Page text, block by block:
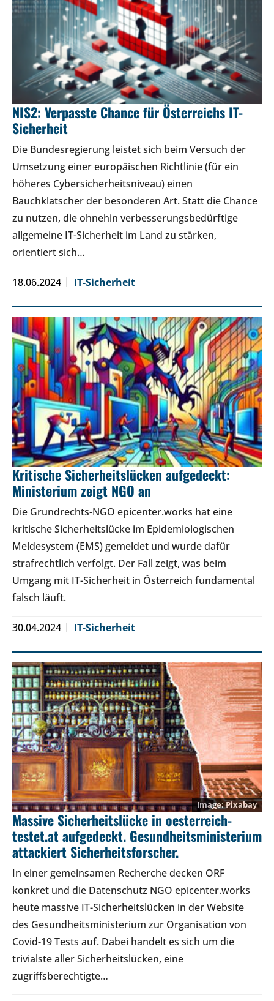
NIS2: Verpasste Chance für Österreichs IT-
Sicherheit
Die Bundesregierung leistet sich beim Versuch der
Umsetzung einer europäischen Richtlinie (für ein
höheres Cybersicherheitsniveau) einen
Bauchklatscher der besonderen Art. Statt die Chance
zu nutzen, die ohnehin verbesserungsbedürftige
allgemeine IT-Sicherheit im Land zu stärken,
orientiert sich…
18.06.2024 IT-Sicherheit
Kritische Sicherheitslücken aufgedeckt:
Ministerium zeigt NGO an
Die Grundrechts-NGO epicenter.works hat eine
kritische Sicherheitslücke im Epidemiologischen
Meldesystem (EMS) gemeldet und wurde dafür
strafrechtlich verfolgt. Der Fall zeigt, was beim
Umgang mit IT-Sicherheit in Österreich fundamental
falsch läuft.
30.04.2024 IT-Sicherheit
Pixabay
Massive Sicherheitslücke in oesterreich-
testet.at aufgedeckt. Gesundheitsministerium
attackiert Sicherheitsforscher.
In einer gemeinsamen Recherche decken ORF
konkret und die Datenschutz NGO epicenter.works
heute massive IT-Sicherheitslücken in der Website
des Gesundheitsministerium zur Organisation von
Covid-19 Tests auf. Dabei handelt es sich um die
trivialste aller Sicherheitslücken, eine
zugriffsberechtigte…